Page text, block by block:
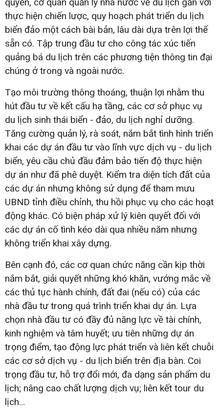
thực hiện chiến lược, quy hoạch phát triển du lịch
biển đảo một cách bài bản, lâu dài dựa trên lợi thế
sẵn có. Tập trung đầu tư cho công tác xúc tiến
quảng bá du lịch trên các phương tiện thông tin đại
chúng ở trong và ngoài nước.
Tạo môi trường thông thoáng, thuận lợi nhằm thu
hút đầu tư về kết cấu hạ tầng, các cơ sở phục vụ
du lịch sinh thái biển - đảo, du lịch nghỉ dưỡng.
Tăng cường quản lý, rà soát, nắm bắt tình hình triển
khai các dự án đầu tư vào lĩnh vực dịch vụ - du lịch
biển, yêu cầu chủ đầu đảm bảo tiến độ thực hiện
dự án như đã phê duyệt. Kiểm tra diện tích đất của
các dự án nhưng không sử dụng để tham mưu
UBND tỉnh điều chỉnh, thu hồi phục vụ cho các hoạt
động khác. Có biện pháp xử lý kiên quyết đối với
các dự án cố tình kéo dài qua nhiều năm nhưng
không triển khai xây dựng.
Bên cạnh đó, các cơ quan chức năng cần kịp thời
nắm bắt, giải quyết những khó khăn, vướng mắc về
các thủ tục hành chính, đất đai (nếu có) của các
nhà đầu tư trong quá trình triển khai dự án. Lựa
chọn nhà đầu tư có đầy đủ năng lực về tài chính,
kinh nghiệm và tâm huyết; ưu tiên những dự án
trọng điểm, tạo động lực phát triển và liên kết chuỗi
các cơ sở dịch vụ - du lịch biển trên địa bàn. Coi
trọng đầu tư, hỗ trợ đổi mới, đa dạng sản phẩm du
lịch; nâng cao chất lượng dịch vụ; liên kết tour du
lịch…